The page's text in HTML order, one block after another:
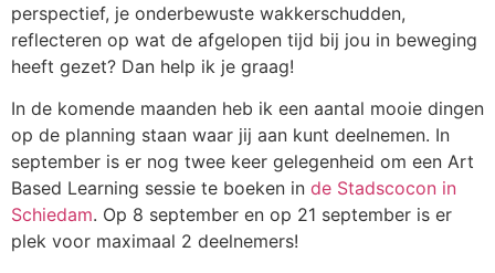
perspectief, je onderbewuste wakkerschudden,
reflecteren op wat de afgelopen tijd bij jou in beweging
heeft gezet? Dan help ik je graag!
In de komende maanden heb ik een aantal mooie dingen
op de planning staan waar jij aan kunt deelnemen. In
september is er nog twee keer gelegenheid om een Art
Based Learning sessie te boeken in de Stadscocon in
Schiedam. Op 8 september en op 21 september is er
plek voor maximaal 2 deelnemers!